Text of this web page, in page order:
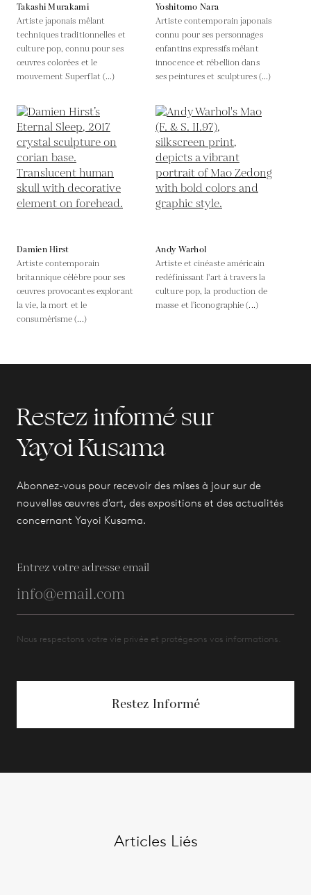
Takashi Murakami
Artiste japonais mêlant
techniques traditionnelles et
culture pop, connu pour ses
œuvres colorées et le
mouvement Superflat (...)
Yoshitomo Nara
Artiste contemporain japonais
connu pour ses personnages
enfantins expressifs mêlant
innocence et rébellion dans
ses peintures et sculptures (...)
Damien Hirst
Artiste contemporain
britannique célèbre pour ses
œuvres provocantes explorant
la vie, la mort et le
consumérisme (...)
Andy Warhol
Artiste et cinéaste américain
redéfinissant l'art à travers la
culture pop, la production de
masse et l'iconographie (...)
Restez informé sur
Yayoi Kusama
Abonnez-vous pour recevoir des mises à jour sur de
nouvelles œuvres d'art, des expositions et des actualités
concernant Yayoi Kusama.
Entrez votre adresse email
Nous respectons votre vie privée et protégeons vos informations.
Restez Informé
Articles Liés